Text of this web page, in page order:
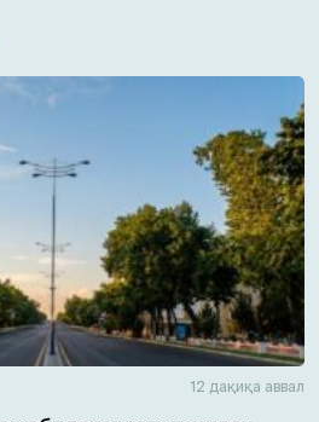
12 дақиқа аввал